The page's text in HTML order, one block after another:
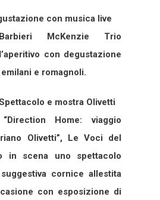
con musica live
McKenzie Trio
con degustazione
e romagnoli.
e mostra Olivetti
Home: viaggio
Olivetti”, Le Voci del
in scena uno spettacolo
cornice allestita
con esposizione di